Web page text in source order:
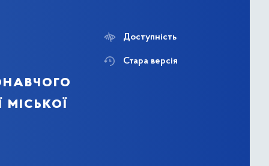
міської
Доступність
Стара версія